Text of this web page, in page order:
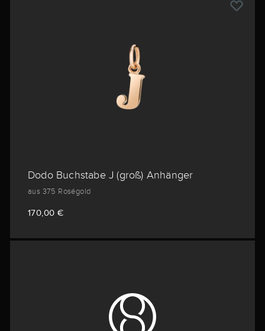
Dodo Buchstabe J (groß) Anhänger
aus 375 Roségold
170,00 €